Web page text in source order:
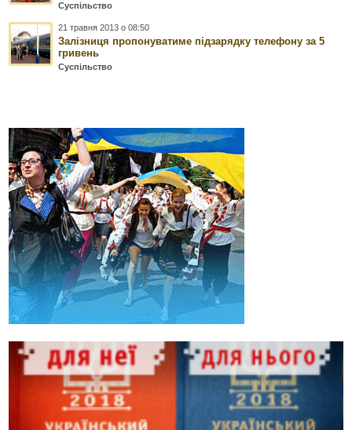
Суспільство
21 травня 2013 о 08:50
Залізниця пропонуватиме підзарядку телефону за 5
гривень
Суспільство